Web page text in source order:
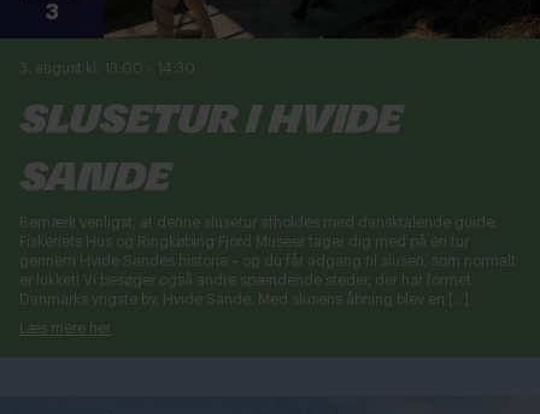
3
3. august kl. 13:00 - 14:30
Slusetur i Hvide
Sande
Bemærk venligst, at denne slusetur afholdes med dansktalende guide.
Fiskeriets Hus og Ringkøbing Fjord Museer tager dig med på en tur
gennem Hvide Sandes historie – og du får adgang til slusen, som normalt
er lukket! Vi besøger også andre spændende steder, der har formet
Danmarks yngste by, Hvide Sande. Med slusens åbning blev en […]
Læs mere her